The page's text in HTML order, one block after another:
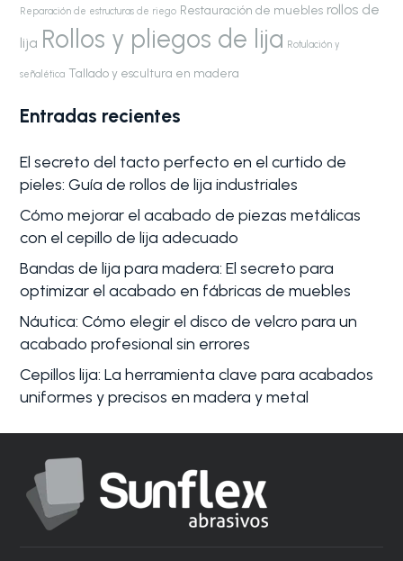
Reparación de estructuras de riego Restauración de muebles rollos de
lija Rollos y pliegos de lija Rotulación y
señalética Tallado y escultura en madera
Entradas recientes
El secreto del tacto perfecto en el curtido de
pieles: Guía de rollos de lija industriales
Cómo mejorar el acabado de piezas metálicas
con el cepillo de lija adecuado
Bandas de lija para madera: El secreto para
optimizar el acabado en fábricas de muebles
Náutica: Cómo elegir el disco de velcro para un
acabado profesional sin errores
Cepillos lija: La herramienta clave para acabados
uniformes y precisos en madera y metal